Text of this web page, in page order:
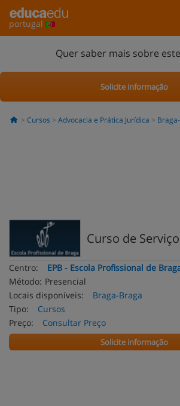
portugal
Quer saber mais sobre
Solicite informação
Cursos Advocacia e Prática Jurídica
Curso de
Centro:
EPB - Escola Profissional de
Método: Presencial
Locais disponíveis:
Braga-Braga
Tipo:
Cursos
Preço:
Consultar Preço
Solicite informação